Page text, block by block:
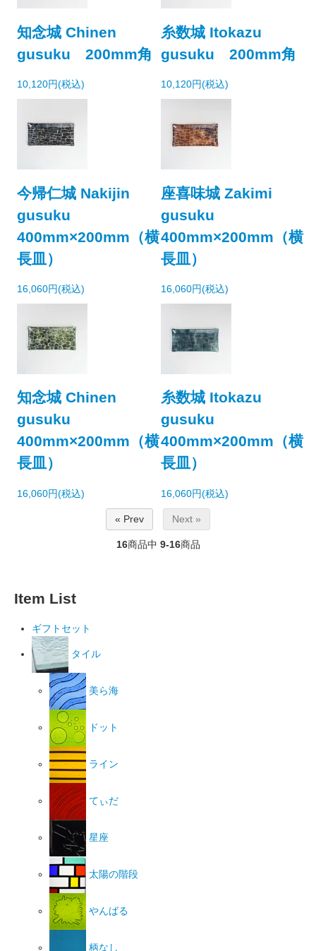
知念城 Chinen
gusuku 200mm角
10,120円(税込)
糸数城 Itokazu
gusuku 200mm角
10,120円(税込)
今帰仁城 Nakijin
gusuku
400mm×200mm（横
長皿）
16,060円(税込)
座喜味城 Zakimi
gusuku
400mm×200mm（横
長皿）
16,060円(税込)
知念城 Chinen
gusuku
400mm×200mm（横
長皿）
16,060円(税込)
糸数城 Itokazu
gusuku
400mm×200mm（横
長皿）
16,060円(税込)
« Prev Next »
16商品中 9-16商品
Item List
ギフトセット
タイル
美ら海
ドット
ライン
てぃだ
星座
太陽の階段
やんばる
柄なし